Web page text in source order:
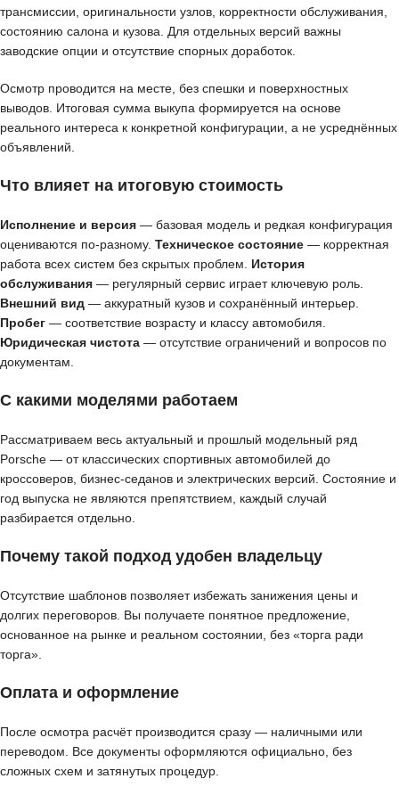
трансмиссии, оригинальности узлов, корректности обслуживания,
состоянию салона и кузова. Для отдельных версий важны
заводские опции и отсутствие спорных доработок.
Осмотр проводится на месте, без спешки и поверхностных
выводов. Итоговая сумма выкупа формируется на основе
реального интереса к конкретной конфигурации, а не усреднённых
объявлений.
Что влияет на итоговую стоимость
Исполнение и версия — базовая модель и редкая конфигурация
оцениваются по-разному. Техническое состояние — корректная
работа всех систем без скрытых проблем. История
обслуживания — регулярный сервис играет ключевую роль.
Внешний вид — аккуратный кузов и сохранённый интерьер.
Пробег — соответствие возрасту и классу автомобиля.
Юридическая чистота — отсутствие ограничений и вопросов по
документам.
С какими моделями работаем
Рассматриваем весь актуальный и прошлый модельный ряд
Porsche — от классических спортивных автомобилей до
кроссоверов, бизнес-седанов и электрических версий. Состояние и
год выпуска не являются препятствием, каждый случай
разбирается отдельно.
Почему такой подход удобен владельцу
Отсутствие шаблонов позволяет избежать занижения цены и
долгих переговоров. Вы получаете понятное предложение,
основанное на рынке и реальном состоянии, без «торга ради
торга».
Оплата и оформление
После осмотра расчёт производится сразу — наличными или
переводом. Все документы оформляются официально, без
сложных схем и затянутых процедур.